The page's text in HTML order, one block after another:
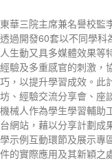
東華三院主席兼名譽校監
透過開發60套以不同學科
人生動又具多媒體效果等
經驗及多重感官的刺激，
巧，以提升學習成效。此
坊、經驗交流分享會、座
機械人作為學生學習輔助
台網站，藉以分享計劃成
學示例互動環節及展示專
件的實際應用及其新穎之